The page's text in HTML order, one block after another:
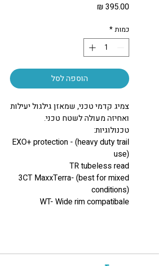
כמות*
הוספה לסל
צמיג קדמי טכני, שמאזן גילגול יעילות
ואחיזה מעולה לשטח טכני.
טכנולוגיות:
EXO+ protection - (heavy duty trail
use)
TR tubeless read
3CT MaxxTerra- (best for mixed
conditions)
WT- Wide rim compatibale